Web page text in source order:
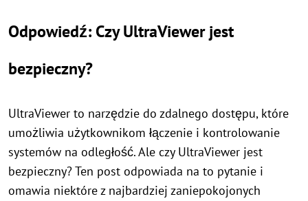
Odpowiedź: Czy UltraViewer jest
bezpieczny?
UltraViewer to narzędzie do zdalnego dostępu, które
umożliwia użytkownikom łączenie i kontrolowanie
systemów na odległość. Ale czy UltraViewer jest
bezpieczny? Ten post odpowiada na to pytanie i
omawia niektóre z najbardziej zaniepokojonych